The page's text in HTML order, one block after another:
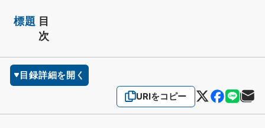
標題 目
次
目録詳細を開く
URIをコピー